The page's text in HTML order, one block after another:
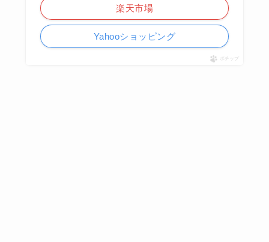
楽天市場
Yahooショッピング
ポチップ